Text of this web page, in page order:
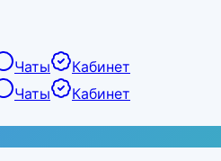
Чаты
Кабинет
Чаты
Кабинет